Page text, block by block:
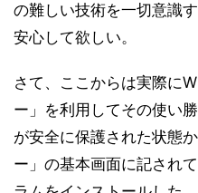
の難しい技術を一切意識
安心して欲しい。
さて、ここからは実際に
ー」を利用してその使い
が安全に保護された状態
ー」の基本画面に記され